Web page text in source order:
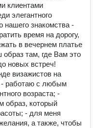
клиентами
элегантного
нашего знакомства -
время на дорогу,
в вечернем платье
там, где Вам это
новых встреч!
визажистов на
- работаю с любым
возраста; -
образ, который
- для меня
а также, чтобы